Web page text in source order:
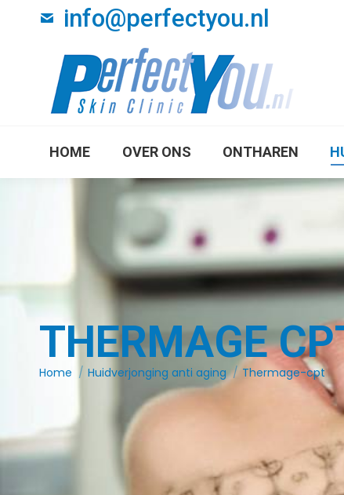
info@perfectyou.nl
HOME OVER ONS ONTHAREN
THERMAGE
Je bent hier:
Home Huidverjonging anti aging Thermage-cpt
HOME